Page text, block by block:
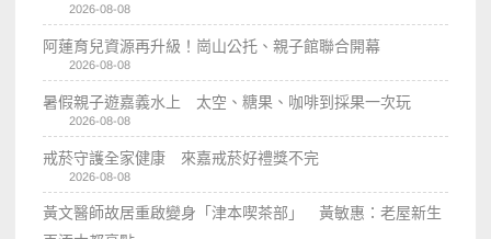
2026-08-08
阿蓮育兒資源再升級！崗山公托、親子館聯合開幕
2026-08-08
暑假親子遊嘉義水上 太空、糖果、咖啡到採果一次玩
2026-08-08
戒菸守護全家健康 來嘉戒菸好禮獎不完
2026-08-08
黃文醫師故居重啟變身「津本喫茶部」 黃敏惠：老屋新生